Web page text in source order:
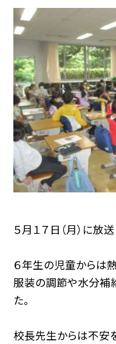
５月１７日（月）に放
６年生の児童からは
服装の調節や水分補
た。
校長先生からは不安